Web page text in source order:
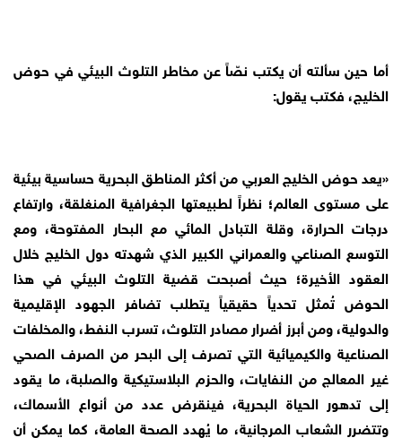
أما حين سألته أن يكتب نصّاً عن مخاطر التلوث البيئي في حوض
الخليج، فكتب يقول:
«يعد حوض الخليج العربي من أكثر المناطق البحرية حساسية بيئية
على مستوى العالم؛ نظراً لطبيعتها الجغرافية المنغلقة، وارتفاع
درجات الحرارة، وقلة التبادل المائي مع البحار المفتوحة، ومع
التوسع الصناعي والعمراني الكبير الذي شهدته دول الخليج خلال
العقود الأخيرة؛ حيث أصبحت قضية التلوث البيئي في هذا
الحوض تُمثل تحدياً حقيقياً يتطلب تضافر الجهود الإقليمية
والدولية، ومن أبرز أضرار مصادر التلوث، تسرب النفط، والمخلفات
الصناعية والكيميائية التي تصرف إلى البحر من الصرف الصحي
غير المعالج من النفايات، والحزم البلاستيكية والصلبة، ما يقود
إلى تدهور الحياة البحرية، فينقرض عدد من أنواع الأسماك،
وتتضرر الشعاب المرجانية، ما يُهدد الصحة العامة، كما يمكن أن